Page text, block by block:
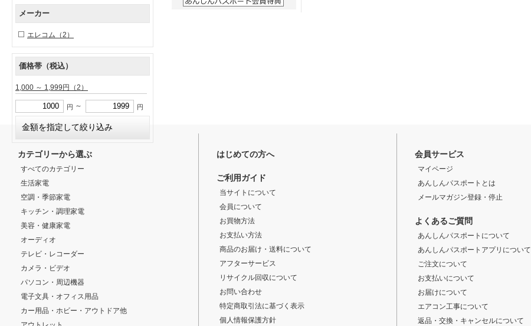
メーカー
エレコム （2）
価格帯（税込）
1,000 ～ 1,999円 （2）
円 ～ 円
カテゴリーから選ぶ
すべてのカテゴリー
生活家電
空調・季節家電
キッチン・調理家電
美容・健康家電
オーディオ
テレビ・レコーダー
カメラ・ビデオ
パソコン・周辺機器
電子文具・オフィス用品
カー用品・ホビー・アウトドア他
はじめての方へ
ご利用ガイド
当サイトについて
会員について
お買物方法
お支払い方法
商品のお届け・送料について
アフターサービス
リサイクル回収について
お問い合わせ
特定商取引法に基づく表示
個人情報保護方針
会員サービス
マイページ
あんしんパスポートとは
メールマガジン登録・停止
よくあるご質問
あんしんパスポートについて
あんしんパスポートアプリについて
ご注文について
お支払いについて
お届けについて
エアコン工事について
返品・交換・キャンセルについて